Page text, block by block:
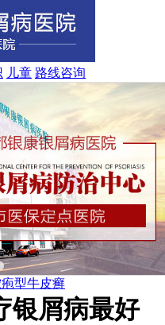
儿童 路线咨询
疱型牛皮癣
银屑病最好